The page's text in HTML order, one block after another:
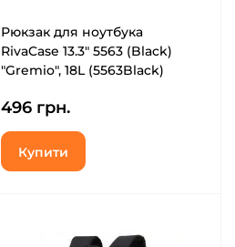
Рюкзак для ноутбука
RivaCase 13.3" 5563 (Black)
"Gremio", 18L (5563Black)
496 грн.
Купити